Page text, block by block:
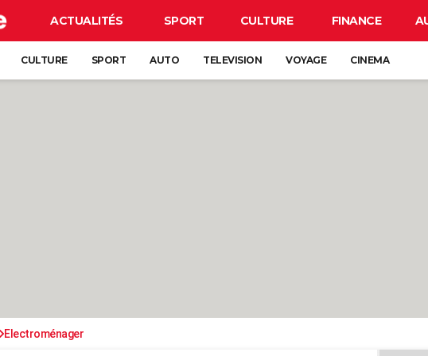
ACTUALITÉS SPORT CULTURE FINANCE
CULTURE SPORT AUTO TELEVISION VOYAGE CINEMA
Electroménager